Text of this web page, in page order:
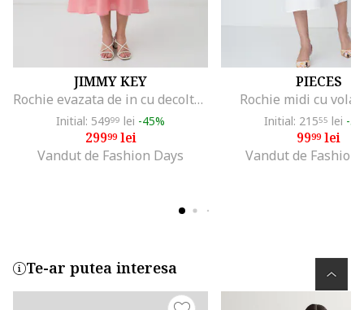
JIMMY KEY
Rochie evazata de in cu decolteu in V, Roz pal
Initial: 54999 lei -45%
29999lei
Vandut de Fashion Days
PIECES
Rochie midi cu
Initial: 21555 lei -
9999lei
Vandut de Fashion
Te-ar putea interesa